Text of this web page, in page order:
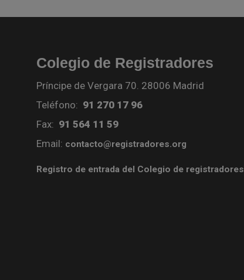
Colegio de Registradores
Príncipe de Vergara 70. 28006 Madrid
Teléfono: 91 270 17 96
Fax: 91 564 11 59
Email: contacto@registradores.org
Registro de entrada del Colegio de registradores